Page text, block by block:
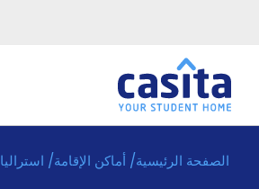
الرئيسية عربي AUD الصفحة الرئيسية/ أماكن الإقامة/ استراليا